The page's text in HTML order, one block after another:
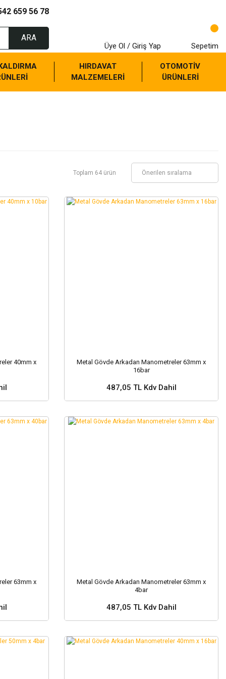
659 56 78
ARA
Üye Ol / Giriş Yap Sepetim
HIRDAVAT
MALZEMELERİ
OTOMOTİV
ÜRÜNLERİ
Toplam 64 ürün
40mm x
Metal Gövde Arkadan Manometreler 63mm x
16bar
487,05 TL Kdv Dahil
Sepete Ekle
63mm x
Metal Gövde Arkadan Manometreler 63mm x
4bar
487,05 TL Kdv Dahil
Sepete Ekle